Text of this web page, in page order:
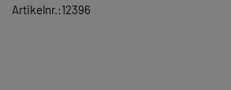
Artikelnr.:12396